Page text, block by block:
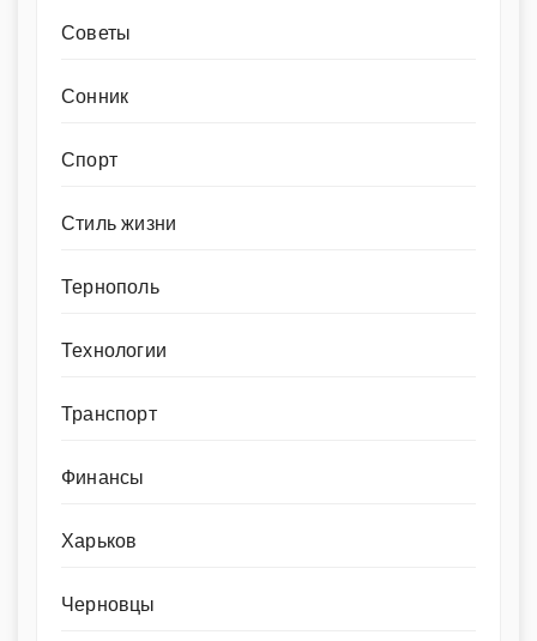
Советы
Сонник
Спорт
Стиль жизни
Тернополь
Технологии
Транспорт
Финансы
Харьков
Черновцы